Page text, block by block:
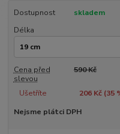
Dostupnost
skladem
Délka
Cena před
slevou
590 Kč
Ušetříte 206 Kč (35
Nejsme plátci DPH